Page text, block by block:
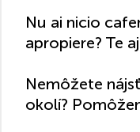
Nu ai nicio
apropiere? Te
Nemôžete
okolí?